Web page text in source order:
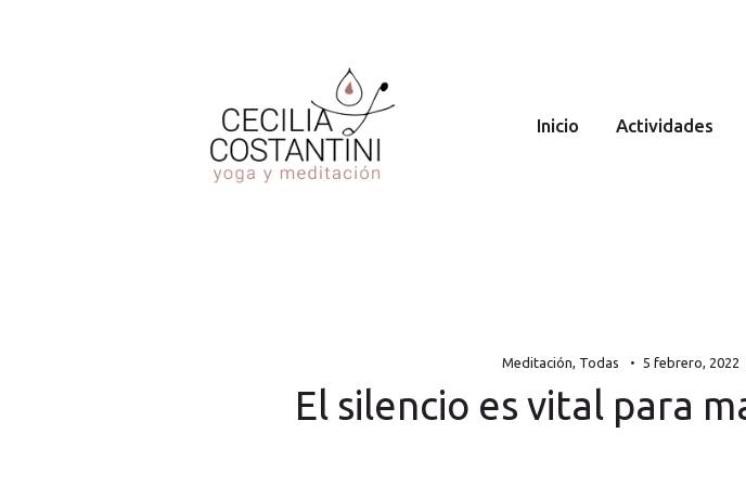
Inicio Actividades
Meditación, Todas 5 febrero, 2022
El silencio es vital para
Blog